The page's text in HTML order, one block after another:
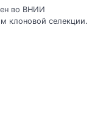
во ВНИИ
клоновой селекции.